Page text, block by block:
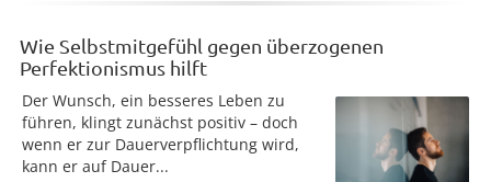
Wie Selbstmitgefühl gegen überzogenen
Perfektionismus hilft
Der Wunsch, ein besseres Leben zu
führen, klingt zunächst positiv – doch
wenn er zur Dauerverpflichtung wird,
kann er auf Dauer...